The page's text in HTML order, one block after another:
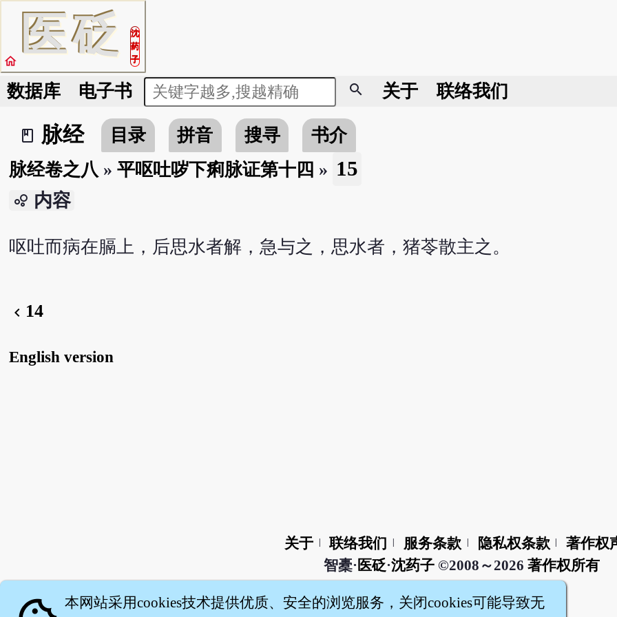
医砭
沈
药
子
home
数据库 电子书 search 关于 联络我们
book_2
脉经 目录 拼音 搜寻
书介
脉经卷之八 » 平呕吐哕下痢脉证第十四 » 15
bubble_chart 内容
呕吐而病在膈上，后思水者解，急与之，思水者，猪苓散主之。
chevron_left 14
English version
关于 联络我们 服务条款 隐私权条款
著作权
智橐· 医砭·沈药子©2008～2026 著作权所有
本网站采用cookies技术提供优质、安全的浏览服务，关闭cookies可能导致无